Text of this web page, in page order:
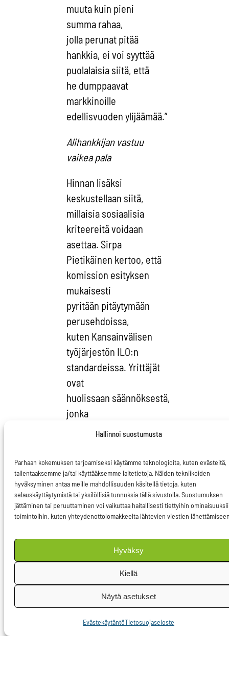
Hallinnoi suostumusta
Parhaan kokemuksen tarjoamiseksi käytämme teknologioita, kuten evästeitä,
tallentaaksemme ja/tai käyttääksemme laitetietoja. Näiden tekniikoiden
hyväksyminen antaa meille mahdollisuuden käsitellä tietoja, kuten
selauskäyttäytymistä tai yksilöllisiä tunnuksia tällä sivustolla. Suostumuksen
jättäminen tai peruuttaminen voi vaikuttaa haitallisesti tiettyihin
toimintoihin, kuten yhteydenottolomakkeelta lähtevien viestien
Hyväksy
Kiellä
Näytä asetukset
EvästekäytäntöTietosuojaseloste
muuta kuin pieni
summa rahaa,
jolla perunat pitää
hankkia, ei voi syyttää
puolalaisia siitä, että
he dumppaavat
markkinoille
edellisvuoden ylijäämää.”
Alihankkijan vastuu
vaikea pala
Hinnan lisäksi
keskustellaan siitä,
millaisia sosiaalisia
kriteereitä voidaan
asettaa. Sirpa
Pietikäinen kertoo, että
komission esityksen
mukaisesti
pyritään pitäytymään
perusehdoissa,
kuten Kansainvälisen
työjärjestön ILO:n
standardeissa. Yrittäjät
ovat
huolissaan säännöksestä,
jonka
mukaan hankintaketjussa
edellisestä
hankkijasta taaksepäin,
hän toteaa.
”Vastuu on kuitenkin
pitkissä ketjuissa
jokainen ottaa
välistä voittonsa. Sitten
se, joka
viimeisenä tekee